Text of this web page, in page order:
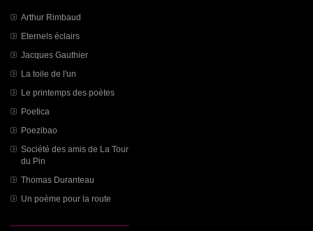
Arthur Rimbaud
Eternels éclairs
Jacques Gauthier
La toile de l'un
Le printemps des poètes
Poetica
Poezibao
Société des amis de La Tour
du Pin
Thomas Duranteau
Un poème pour la route